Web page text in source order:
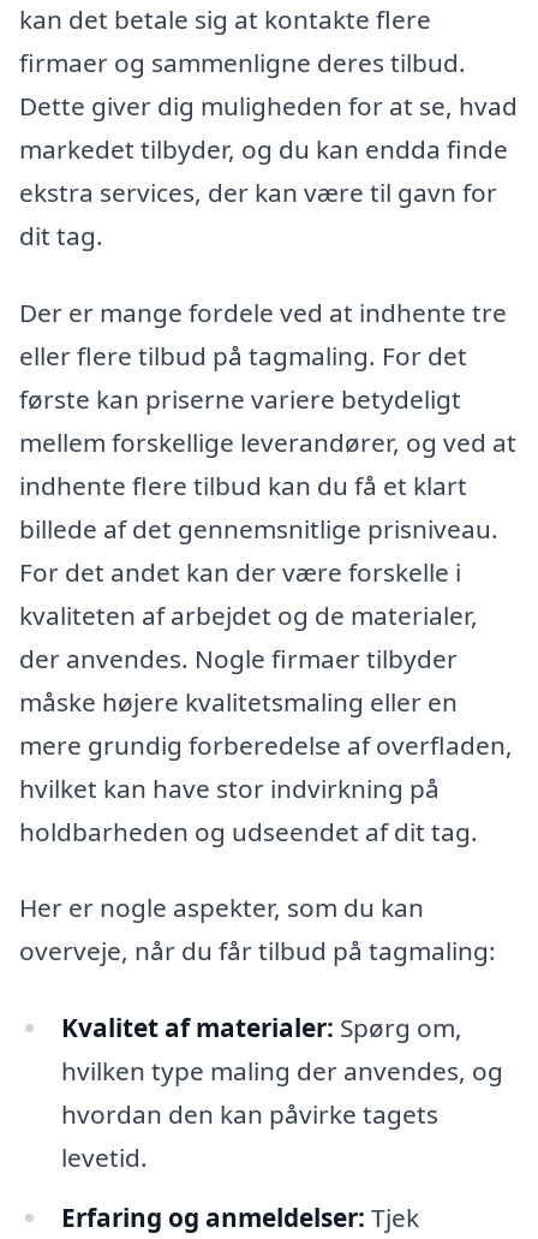
kan det betale sig at kontakte flere
firmaer og sammenligne deres tilbud.
Dette giver dig muligheden for at se, hvad
markedet tilbyder, og du kan endda finde
ekstra services, der kan være til gavn for
dit tag.
Der er mange fordele ved at indhente tre
eller flere tilbud på tagmaling. For det
første kan priserne variere betydeligt
mellem forskellige leverandører, og ved at
indhente flere tilbud kan du få et klart
billede af det gennemsnitlige prisniveau.
For det andet kan der være forskelle i
kvaliteten af arbejdet og de materialer,
der anvendes. Nogle firmaer tilbyder
måske højere kvalitetsmaling eller en
mere grundig forberedelse af overfladen,
hvilket kan have stor indvirkning på
holdbarheden og udseendet af dit tag.
Her er nogle aspekter, som du kan
overveje, når du får tilbud på tagmaling:
Kvalitet af materialer: Spørg om,
hvilken type maling der anvendes, og
hvordan den kan påvirke tagets
levetid.
Erfaring og anmeldelser: Tjek